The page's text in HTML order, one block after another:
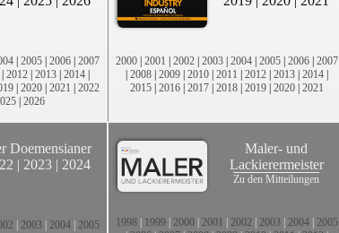
| 2005 | 2006 | 2007
| 2012 | 2013 | 2014 |
| 2020 | 2021 | 2022
| 2026
2000 | 2001 | 2002 | 2003 | 2004 | 2005 | 2006 | 2007
| 2008 | 2009 | 2010 | 2011 | 2012 | 2013 | 2014 |
2015 | 2016 | 2017 | 2018 | 2019 | 2020 | 2021
Doemensianer
| 2023 | 2024
2003 2004 2005
Maler- und
Lackierermeister
Zu den Mitteilungen
1998 1999 2000 2001 2002 2003 2004 2005